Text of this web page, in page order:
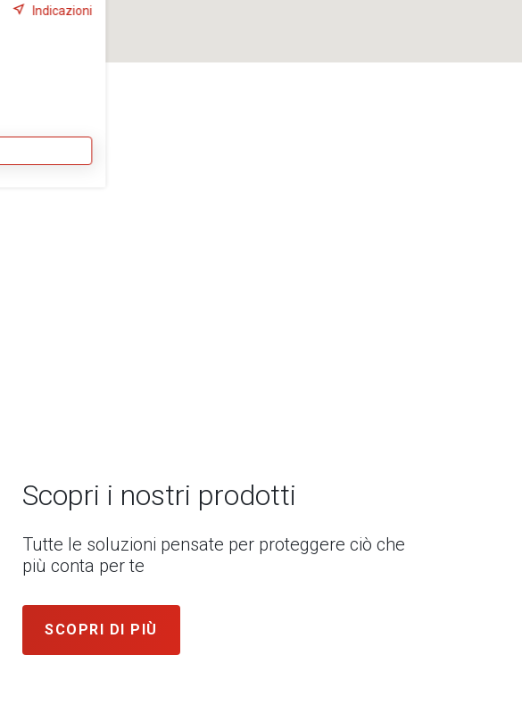
Indicazioni
Scopri i nostri prodotti
Tutte le soluzioni pensate per proteggere ciò che
più conta per te
SCOPRI DI PIÙ